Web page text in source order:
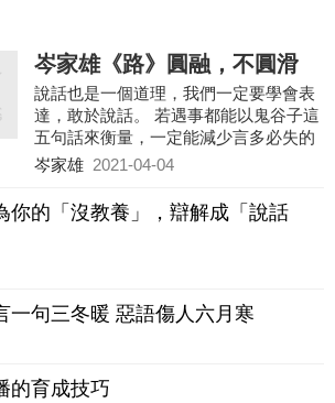
岑家雄《路》圓融，不圓滑
說話也是一個道理，我們一定要學會表
達，敢於說話。 若遇事都能以鬼谷子這
五句話來衡量，一定能減少言多必失的
現象，而能一語中的，為人處世也能更
岑家雄 2021-04-04
你的「沒教養」，辯解成「說話
一句三冬暖 惡語傷人六月寒
的育成技巧